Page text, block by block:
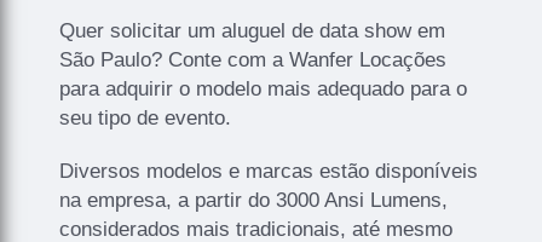
Quer solicitar um aluguel de data show em
São Paulo? Conte com a Wanfer Locações
para adquirir o modelo mais adequado para o
seu tipo de evento.
Diversos modelos e marcas estão disponíveis
na empresa, a partir do 3000 Ansi Lumens,
considerados mais tradicionais, até mesmo